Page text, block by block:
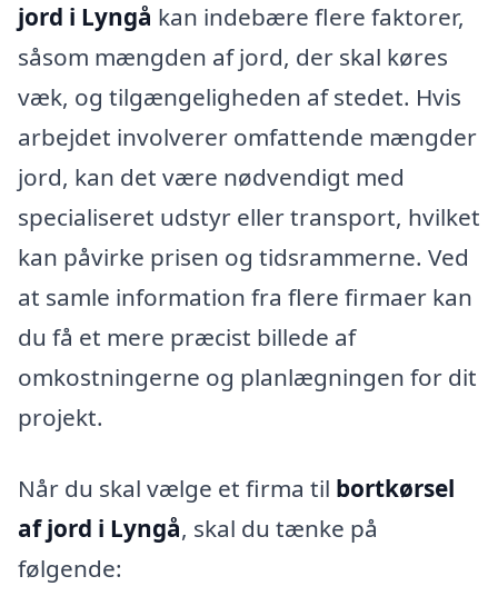
jord i Lyngå kan indebære flere faktorer,
såsom mængden af jord, der skal køres
væk, og tilgængeligheden af stedet. Hvis
arbejdet involverer omfattende mængder
jord, kan det være nødvendigt med
specialiseret udstyr eller transport, hvilket
kan påvirke prisen og tidsrammerne. Ved
at samle information fra flere firmaer kan
du få et mere præcist billede af
omkostningerne og planlægningen for dit
projekt.
Når du skal vælge et firma til bortkørsel
af jord i Lyngå, skal du tænke på
følgende: